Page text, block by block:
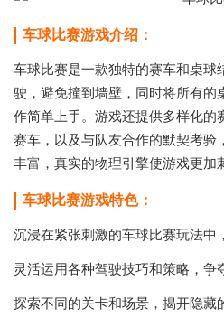
车球比赛游戏介绍：
车球比赛是一款独特的赛车和桌球
驶，避免撞到墙壁，同时将所有的
作简单上手。游戏还提供多样化的
赛车，以及与队友合作的默契考验
丰富，真实的物理引擎使游戏更加
车球比赛游戏特色：
沉浸在紧张刺激的车球比赛玩法中
灵活运用各种驾驶技巧和策略，争
探索不同的关卡和场景，揭开隐藏